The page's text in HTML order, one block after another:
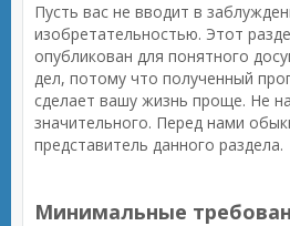
Пусть вас не вводит в
изобретательностью. Этот
опубликован для понятного
дел, потому что полученный
сделает вашу жизнь проще. Не
значительного. Перед нами
представитель данного раздела.
Минимальные